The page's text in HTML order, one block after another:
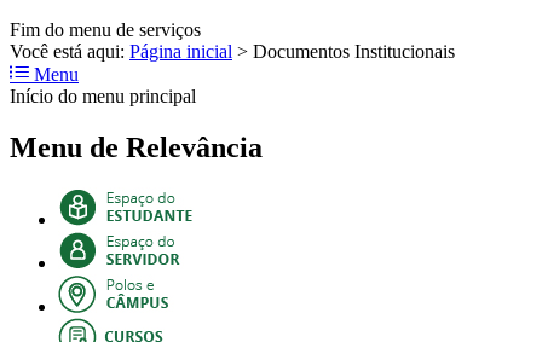
Fim do menu de serviços
Você está aqui: Página inicial > Documentos Institucionais
Menu
Início do menu principal
Menu de Relevância